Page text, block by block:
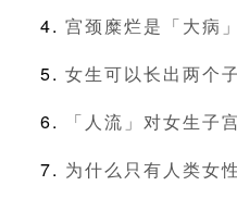
宫颈糜烂是「大病
女生可以长出两个
「人流」对女生子
为什么只有人类女